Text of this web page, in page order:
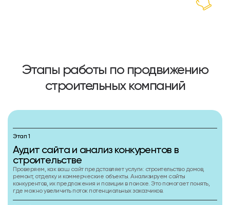
Этапы работы по продвижению
строительных компаний
Этап 1
Аудит сайта и анализ конкурентов в
строительстве
Проверяем, как ваш сайт представляет услуги: строительство домов,
ремонт, отделку и коммерческие объекты. Анализируем сайты
конкурентов, их предложения и позиции в поиске. Это помогает понять,
где можно увеличить поток потенциальных заказчиков.